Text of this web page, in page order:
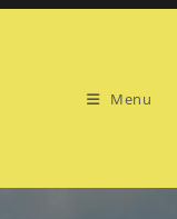
Menu